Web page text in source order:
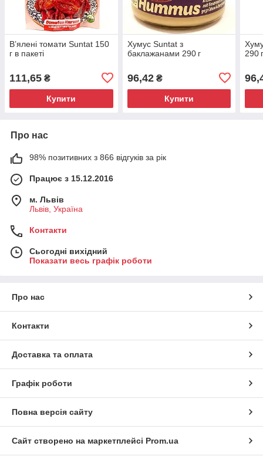
В’ялені томати Suntat 150
г в пакеті
111,65 ₴
Купити
Хумус Suntat з
баклажанами 290 г
96,42₴
Купити
290
Про нас
98% позитивних з 866 відгуків за рік
Працює з 15.12.2016
м. Львів
Львів, Україна
Контакти
Сьогодні вихідний
Показати весь графік роботи
Про нас
Контакти
Доставка та оплата
Графік роботи
Повна версія сайту
Сайт створено на маркетплейсі Prom.ua